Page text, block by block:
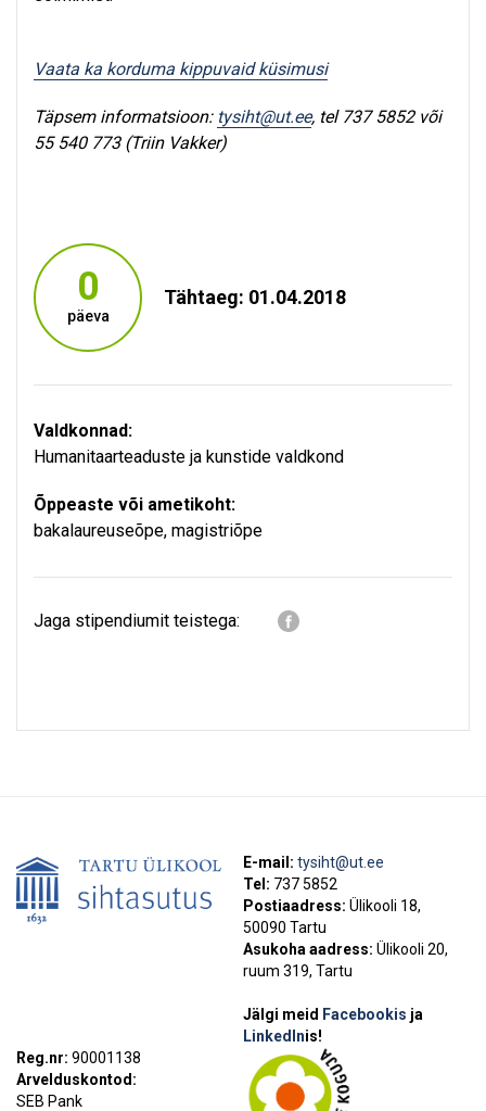
Vaata ka korduma kippuvaid küsimusi
Täpsem informatsioon: tysiht@ut.ee, tel 737 5852 või
55 540 773 (Triin Vakker)
0
päeva
Tähtaeg: 01.04.2018
Valdkonnad:
Humanitaarteaduste ja kunstide valdkond
Õppeaste või ametikoht:
bakalaureuseõpe, magistriõpe
Jaga stipendiumit teistega:
E-mail: tysiht@ut.ee
Tel: 737 5852
Postiaadress: Ülikooli 18,
50090 Tartu
Asukoha aadress: Ülikooli 20,
ruum 319, Tartu
Jälgi meid Facebookis ja
LinkedInis!
Reg.nr: 90001138
Arvelduskontod:
SEB Pank